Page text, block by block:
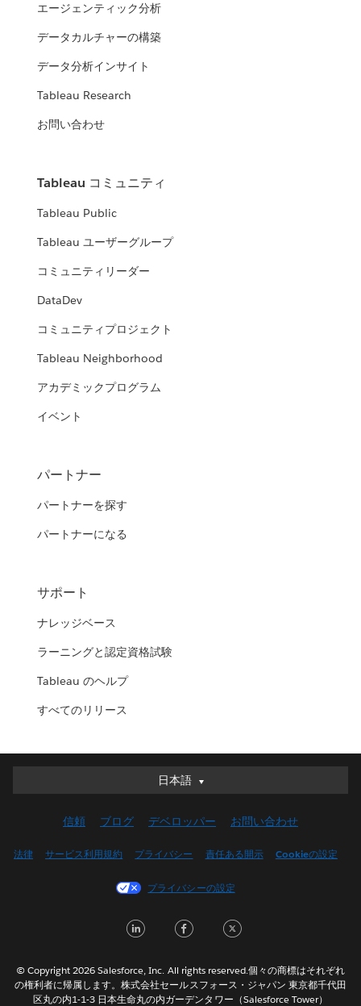
エージェンティック分析
データカルチャーの構築
データ分析インサイト
Tableau Research
お問い合わせ
Tableau コミュニティ
Tableau Public
Tableau ユーザーグループ
コミュニティリーダー
DataDev
コミュニティプロジェクト
Tableau Neighborhood
アカデミックプログラム
イベント
パートナー
パートナーを探す
パートナーになる
サポート
ナレッジベース
ラーニングと認定資格試験
Tableau のヘルプ
すべてのリリース
日本語
日本語
English (UK)
Français (Canada)
Italiano
Nederlands
信頼 ブログ デベロッパー お問い合わせ
法律 サービス利用規約 プライバシー 責任ある開示 Cookieの設定
プライバシーの設定
n
k
c
e
i
t
© Copyright 2026 Salesforce, Inc. All rights reserved.個々の商標はそれぞれ
の権利者に帰属します。株式会社セールスフォース・ジャパン 東京都千代田
区丸の内1-1-3 日本生命丸の内ガーデンタワー（Salesforce Tower）